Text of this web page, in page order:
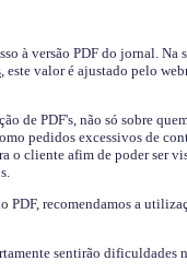
à versão PDF do jornal. Na
, este valor é ajustado pelo
de PDF's, não só sobre
pedidos excessivos de
o cliente afim de poder ser
PDF, recomendamos a
sentirão dificuldades